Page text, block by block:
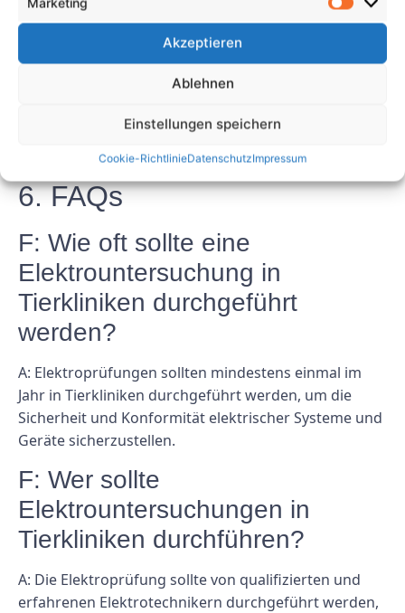
Akzeptieren
Ablehnen
Einstellungen speichern
Cookie-RichtlinieDatenschutzImpressum
aufrechterhalten und ihr Engagement für die
Bereitstellung einer sicheren und konformen
Umgebung für Tiere und Personal unter Beweis
stellen. Für Tierkliniken ist es wichtig, der
Wartungs- und Sicherheitsprotokolle Vorrang
einzuräumen.
6. FAQs
F: Wie oft sollte eine
Elektrountersuchung in
Tierkliniken durchgeführt
werden?
A: Elektroprüfungen sollten mindestens einmal im
Jahr in Tierkliniken durchgeführt werden, um die
Sicherheit und Konformität elektrischer Systeme und
Geräte sicherzustellen.
F: Wer sollte
Elektrountersuchungen in
Tierkliniken durchführen?
A: Die Elektroprüfung sollte von qualifizierten und
erfahrenen Elektrotechnikern durchgeführt werden,